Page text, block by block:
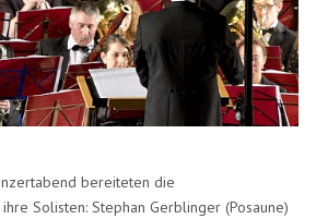
bereiteten die
Solisten: Stephan Gerblinger (Posaune)